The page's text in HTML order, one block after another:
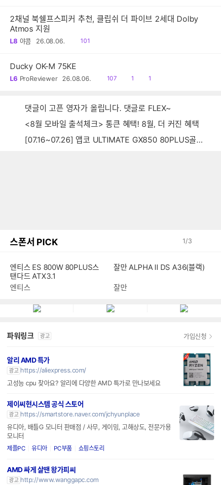
2채널 북쉘프스피커 추천, 클립쉬 더 파이브 2세대 Dolby
Atmos 지원
L8 야콤 26.08.06.
읽
101
Ducky OK-M 75KE
L6 ProReviewer 26.08.06.
읽
107
공1
댓1
댓글이 고픈 영자가 올립니다. 댓글로 FLEX~
<8월 모바일 출석체크> 통큰 혜택! 8월, 더 커진 혜택
[07.16~07.26] 앱코 ULTIMATE GX850 80PLUS골드 풀모듈러 ATX3.0 블랙
스폰서 PICK 1/3
엔티스 ES 800W 80PLUS스
탠다드 ATX3.1
엔티스
잘만 ALPHA II DS A36(블랙)
잘만
파워링크 광고 가입신청
알리 AMD 특가
광고 https://aliexpress.com/
고성능 cpu 찾아요? 알리에 다양한 AMD 특가로 만나보세요
제이씨현시스템 공식 스토어
광고 https://smartstore.naver.com/jchyunplace
유디아, 배틀G 모니터 판매점 / 사무, 게이밍, 고해상도, 전문가용
모니터
제플PC 유디아 PC부품 쇼핑스토리
AMD 싸게 살땐 왕가피씨
광고 http://www.wanggapc.com